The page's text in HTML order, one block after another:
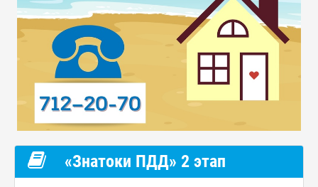
«Знатоки ПДД» 2 этап